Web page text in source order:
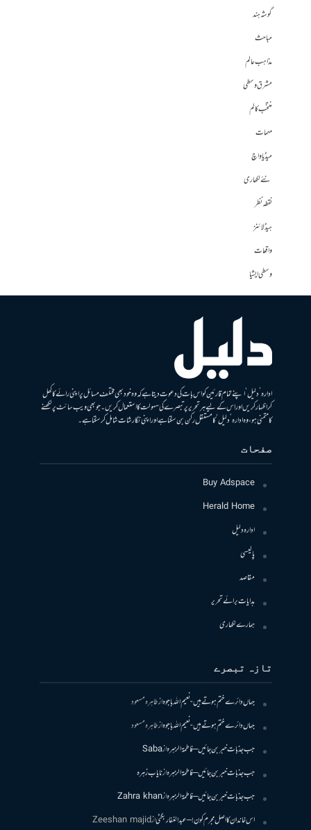
گوشہ ہند
مباحث
مذاہب عالم
مشرق وسطی
منتخب کالم
مہمات
میڈیا واچ
نئے لکھاری
نقطہ نظر
ہیڈلائنز
واقعات
وسطی ایشیا
ادارہ ’دلیل‘ اپنے تمام قارئین کو اس بات کی دعوت دیتا ہے کہ وہ خود بھی مختلف مسائل پر اپنی رائے کا کھل
کر اظہار کریں اور اس کے لیے ہر تحریر پر تبصرے کی سہولت کا استعمال کریں۔ جو بھی ویب سائٹ پر لکھنے
کا متمنی ہو، وہ ادارہ ’دلیل‘ کا مستقل رکن بن سکتا ہے اور اپنی نگارشات شامل کرسکتا ہے۔
صفحات
Buy Adspace
Herald Home
ادارہ دلیل
پالیسی
مقاصد
ہدایات برائے تحریر
ہمارے لکھاری
تازہ تبصرے
جہاں دائرے ختم ہوتے ہیں- نعیم اللہ باجوہازطاہرہ مسعود
جہاں دائرے ختم ہوتے ہیں- نعیم اللہ باجوہازطاہرہ مسعود
جب جذبات خبر بن جائیں – فاطمۃالزہرہازSaba
جب جذبات خبر بن جائیں – فاطمۃالزہرہازنایاب زہرہ
جب جذبات خبر بن جائیں – فاطمۃالزہرہازZahra khan
اس خاندان کا اصل مجرم کون! – عبدالغفار بگٹیازZeeshan majid